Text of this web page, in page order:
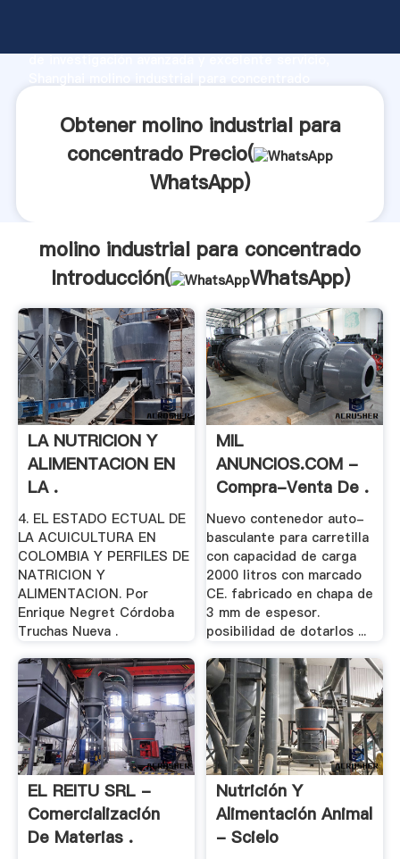
de investigación avanzada y excelente servicio,
clientes.Obtener molino industrial para
concentrado Precio(
WhatsApp)
molino industrial para concentrado
Introducción(
WhatsApp)
LA NUTRICION Y
ALIMENTACION EN
LA .
4. EL ESTADO ECTUAL DE
LA ACUICULTURA EN
COLOMBIA Y PERFILES DE
NATRICION Y
ALIMENTACION. Por
Enrique Negret Córdoba
Truchas Nueva .
MIL
ANUNCIOS.COM -
Compra-Venta De .
Nuevo contenedor auto-
basculante para carretilla
con capacidad de carga
2000 litros con marcado
CE. fabricado en chapa de
3 mm de espesor.
posibilidad de dotarlos ...
EL REITU SRL -
Comercialización
De Materias .
Nutrición Y
Alimentación Animal
- Scielo